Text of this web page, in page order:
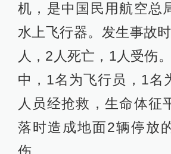
机，是中国民用航空总
水上飞行器。发生事故
人，2人死亡，1人受伤
中，1名为飞行员，1名
人员经抢救，生命体征
落时造成地面2辆停放